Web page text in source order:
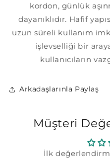
kordon, günlük
dayanıklıdır. Hafif
uzun süreli kullanım
işlevselliği bir
kullanıcıların
Arkadaşlarınla Paylaş
Müşteri
İlk